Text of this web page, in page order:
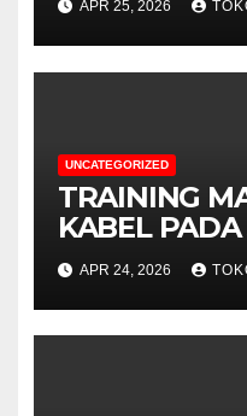
BUSINESS
APR 25, 2026
UNCATEGORIZED
TRAINING
KABEL
APR 24, 2026